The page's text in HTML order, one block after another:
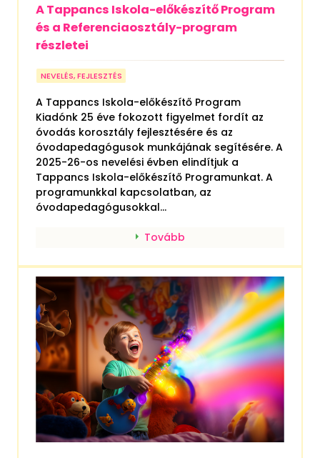
A Tappancs Iskola-előkészítő Program
és a Referenciaosztály-program
részletei
NEVELÉS, FEJLESZTÉS
A Tappancs Iskola-előkészítő Program
Kiadónk 25 éve fokozott figyelmet fordít az
óvodás korosztály fejlesztésére és az
óvodapedagógusok munkájának segítésére. A
2025-26-os nevelési évben elindítjuk a
Tappancs Iskola-előkészítő Programunkat. A
programunkkal kapcsolatban, az
óvodapedagógusokkal...
Tovább